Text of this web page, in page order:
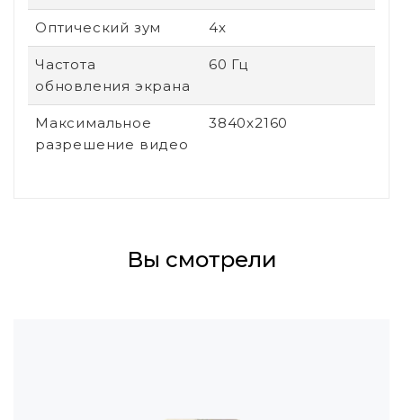
Оптический зум 4x
Частота
обновления экрана
60 Гц
Максимальное
разрешение видео
3840x2160
Вы смотрели